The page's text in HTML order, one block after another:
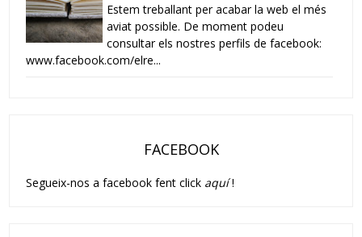
Estem treballant per acabar la web el més
aviat possible. De moment podeu
consultar els nostres perfils de facebook:
www.facebook.com/elre...
FACEBOOK
Segueix-nos a facebook fent click aquí!